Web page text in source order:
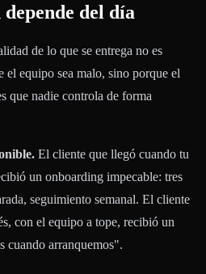
del día
de lo que se entrega no es
el equipo sea malo, sino porque el
que nadie controla de forma
El cliente que llegó cuando tu
un onboarding impecable: tres
seguimiento semanal. El cliente
con el equipo a tope, recibió un
cuando arranquemos".